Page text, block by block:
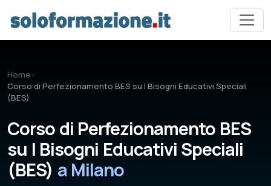
Home ›
Corso di Perfezionamento BES su I Bisogni Educativi Speciali
(BES)
Corso di Perfezionamento BES
su I Bisogni Educativi Speciali
(BES) a Milano